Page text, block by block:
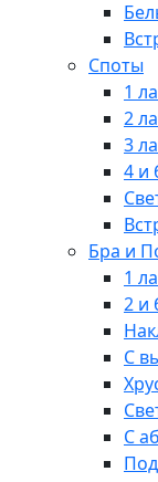
Споты
1
2
3
4 и
Бра и
1
2 и
С
С